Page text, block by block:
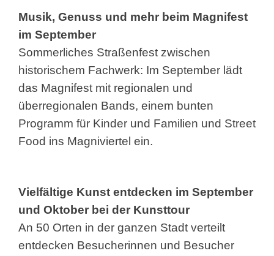
Musik, Genuss und mehr beim Magnifest
im September
Sommerliches Straßenfest zwischen
historischem Fachwerk: Im September lädt
das Magnifest mit regionalen und
überregionalen Bands, einem bunten
Programm für Kinder und Familien und Street
Food ins Magniviertel ein.
Vielfältige Kunst entdecken im September
und Oktober bei der Kunsttour
An 50 Orten in der ganzen Stadt verteilt
entdecken Besucherinnen und Besucher